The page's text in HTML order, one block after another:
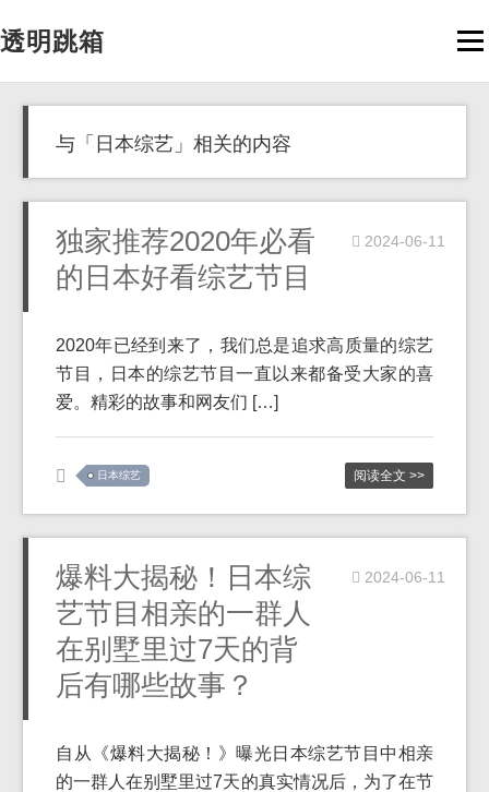
透明跳箱
与「日本综艺」相关的内容
独家推荐2020年必看
的日本好看综艺节目
2024-06-11
2020年已经到来了，我们总是追求高质量的综艺
节目，日本的综艺节目一直以来都备受大家的喜
爱。精彩的故事和网友们 […]
日本综艺 阅读全文 >>
爆料大揭秘！日本综
艺节目相亲的一群人
在别墅里过7天的背
后有哪些故事？
2024-06-11
自从《爆料大揭秘！》曝光日本综艺节目中相亲
的一群人在别墅里过7天的真实情况后，为了在节